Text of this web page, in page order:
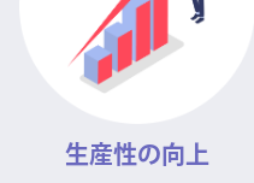
生産性の向上